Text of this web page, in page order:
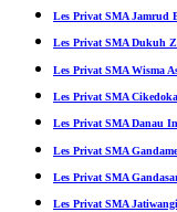
Les Privat SMA Jamrud
Les Privat SMA Dukuh
Les Privat SMA Wisma
Les Privat SMA
Les Privat SMA Danau
Les Privat SMA
Les Privat SMA
Les Privat SMA